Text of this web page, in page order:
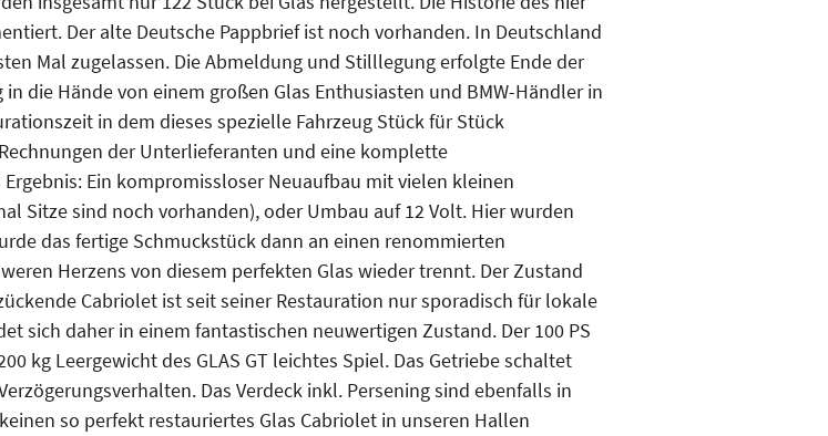
Der alte Deutsche Pappbrief ist noch vorhanden. In Deutschland
Mal zugelassen. Die Abmeldung und Stilllegung erfolgte Ende der
die Hände von einem großen Glas Enthusiasten und BMW-Händler in
in dem dieses spezielle Fahrzeug Stück für Stück
der Unterlieferanten und eine komplette
Ein kompromissloser Neuaufbau mit vielen kleinen
Sitze sind noch vorhanden), oder Umbau auf 12 Volt. Hier wurden
das fertige Schmuckstück dann an einen renommierten
Herzens von diesem perfekten Glas wieder trennt. Der Zustand
Cabriolet ist seit seiner Restauration nur sporadisch für lokale
sich daher in einem fantastischen neuwertigen Zustand. Der 100 PS
kg Leergewicht des GLAS GT leichtes Spiel. Das Getriebe schaltet
Das Verdeck inkl. Persening sind ebenfalls in
so perfekt restauriertes Glas Cabriolet in unseren Hallen